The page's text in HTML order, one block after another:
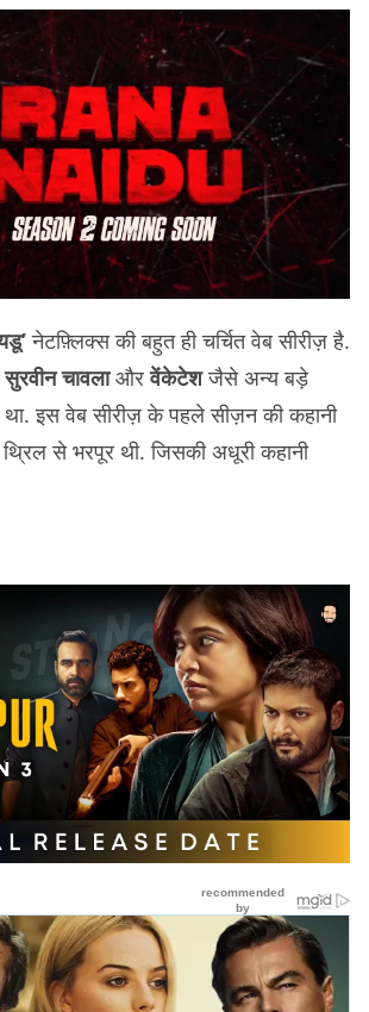
नेटफ़्लिक्स की बहुत ही चर्चित वेब सीरीज़ है.
सुरवीन चावलाऔरवेंकेटेशजैसे अन्य बड़े
था. इस वेब सीरीज़ के पहले सीज़न की कहानी
से भरपूर थी. जिसकी अधूरी कहानी